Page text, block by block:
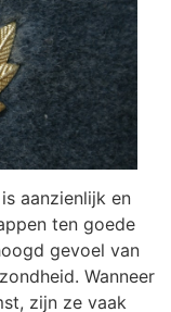
aanzienlijk en
ten goede
gevoel van
Wanneer
zijn ze vaak